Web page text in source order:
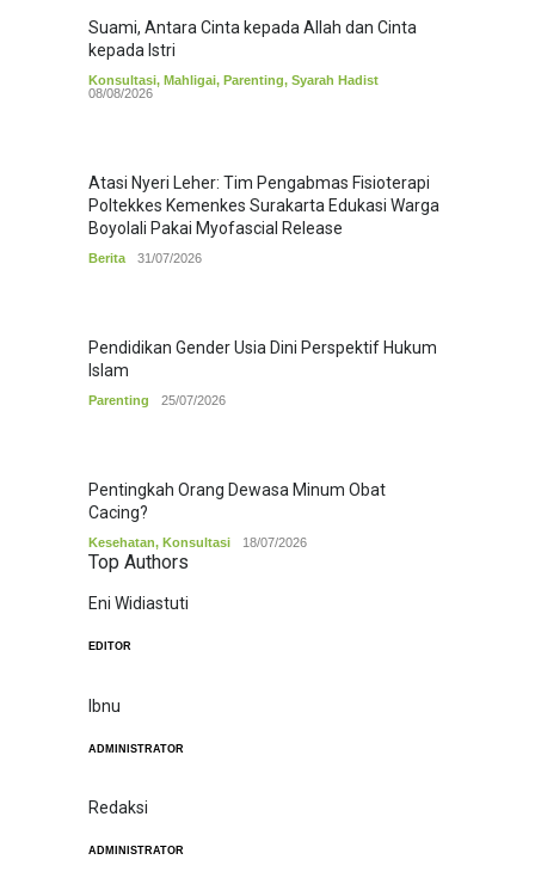
Suami, Antara Cinta kepada Allah dan Cinta
kepada Istri
Konsultasi, Mahligai, Parenting, Syarah Hadist
08/08/2026
Atasi Nyeri Leher: Tim Pengabmas Fisioterapi
Poltekkes Kemenkes Surakarta Edukasi Warga
Boyolali Pakai Myofascial Release
Berita 31/07/2026
Pendidikan Gender Usia Dini Perspektif Hukum
Islam
Parenting 25/07/2026
Pentingkah Orang Dewasa Minum Obat
Cacing?
Kesehatan, Konsultasi 18/07/2026
Top Authors
Eni Widiastuti
EDITOR
Ibnu
ADMINISTRATOR
Redaksi
ADMINISTRATOR